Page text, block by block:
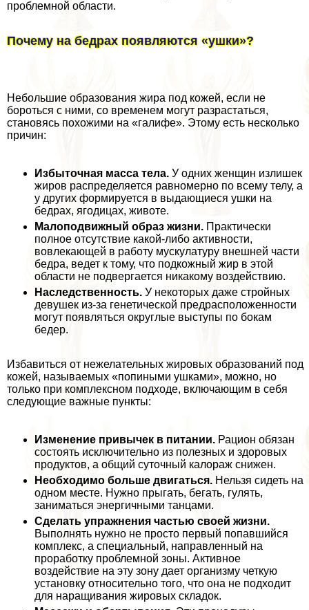
проблемной области.
Почему на бедрах появляются «ушки»?
Небольшие образования жира под кожей, если не
бороться с ними, со временем могут разрастаться,
становясь похожими на «галифе». Этому есть несколько
причин:
Избыточная масса тела. У одних женщин излишек
жиров распределяется равномерно по всему телу, а
у других формируется в выдающиеся ушки на
бедрах, ягoдицах, животе.
Малоподвижный образ жизни. Пpaктически
полное отсутствие какой-либо активности,
вовлекающей в работу мускулатуру внешней части
бедра, ведет к тому, что подкожный жир в этой
области не подвергается никакому воздействию.
Наследственность. У некоторых даже стройных
дeвyшек из-за генетической предрасположенности
могут появляться округлые выступы по бокам
бедер.
Избавиться от нежелательных жировых образований под
кожей, называемых «попиными ушками», можно, но
только при комплексном подходе, включающим в себя
следующие важные пункты:
Изменение привычек в питании. Рацион обязан
состоять исключительно из полезных и здоровых
продуктов, а общий суточный калораж снижен.
Необходимо больше двигаться. Нельзя сидеть на
одном месте. Нужно прыгать, бегать, гулять,
заниматься энергичными танцами.
Сделать упражнения частью своей жизни.
Выполнять нужно не просто первый попавшийся
комплекс, а специальный, направленный на
проработку проблемной зоны. Активное
воздействие на эту зону дает организму четкую
установку относительно того, что она не подходит
для наращивания жировых складок.